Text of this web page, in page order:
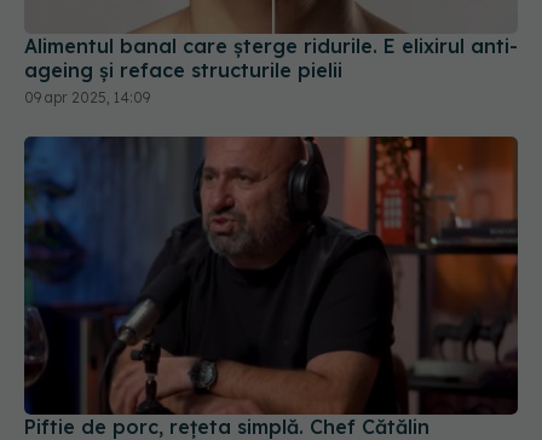
Piftie de porc, rețeta simplă. Chef Cătălin
Scărlătescu dezvăluie ingredientul secret
24 dec 2025, 12:21